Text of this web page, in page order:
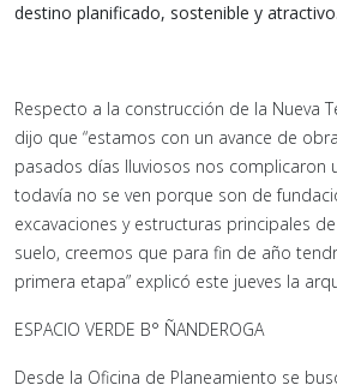
destino planificado, sostenible y atractivo.
Respecto a la construcción de la Nueva
dijo que “estamos con un avance de
pasados días lluviosos nos complicaron
todavía no se ven porque son de
excavaciones y estructuras principales
suelo, creemos que para fin de año
primera etapa” explicó este jueves la
ESPACIO VERDE B° ÑANDEROGA
Desde la Oficina de Planeamiento se